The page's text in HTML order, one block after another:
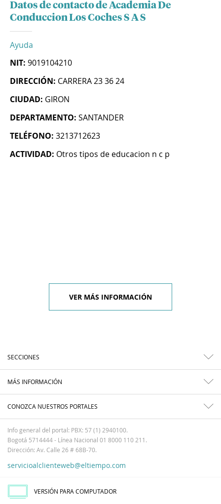
Datos de contacto de Academia De
Conduccion Los Coches S A S
Ayuda
NIT: 9019104210
DIRECCIÓN: CARRERA 23 36 24
CIUDAD: GIRON
DEPARTAMENTO: SANTANDER
TELÉFONO: 3213712623
ACTIVIDAD: Otros tipos de educacion n c p
VER MÁS INFORMACIÓN
SECCIONES
MÁS INFORMACIÓN
CONOZCA NUESTROS PORTALES
Info general del portal: PBX: 57 (1) 2940100.
Bogotá 5714444 - Línea Nacional 01 8000 110 211.
Dirección: Av. Calle 26 # 68B-70.
servicioalclienteweb@eltiempo.com
VERSIÓN PARA COMPUTADOR